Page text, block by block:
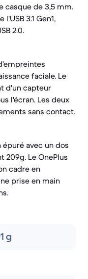
casque de 3,5 mm.
3.1 Gen1,
2.0.
faciale. Le
d'un capteur
l'écran. Les deux
sans contact.
épuré avec un dos
209g. Le OnePlus
cadre en
prise en main
g